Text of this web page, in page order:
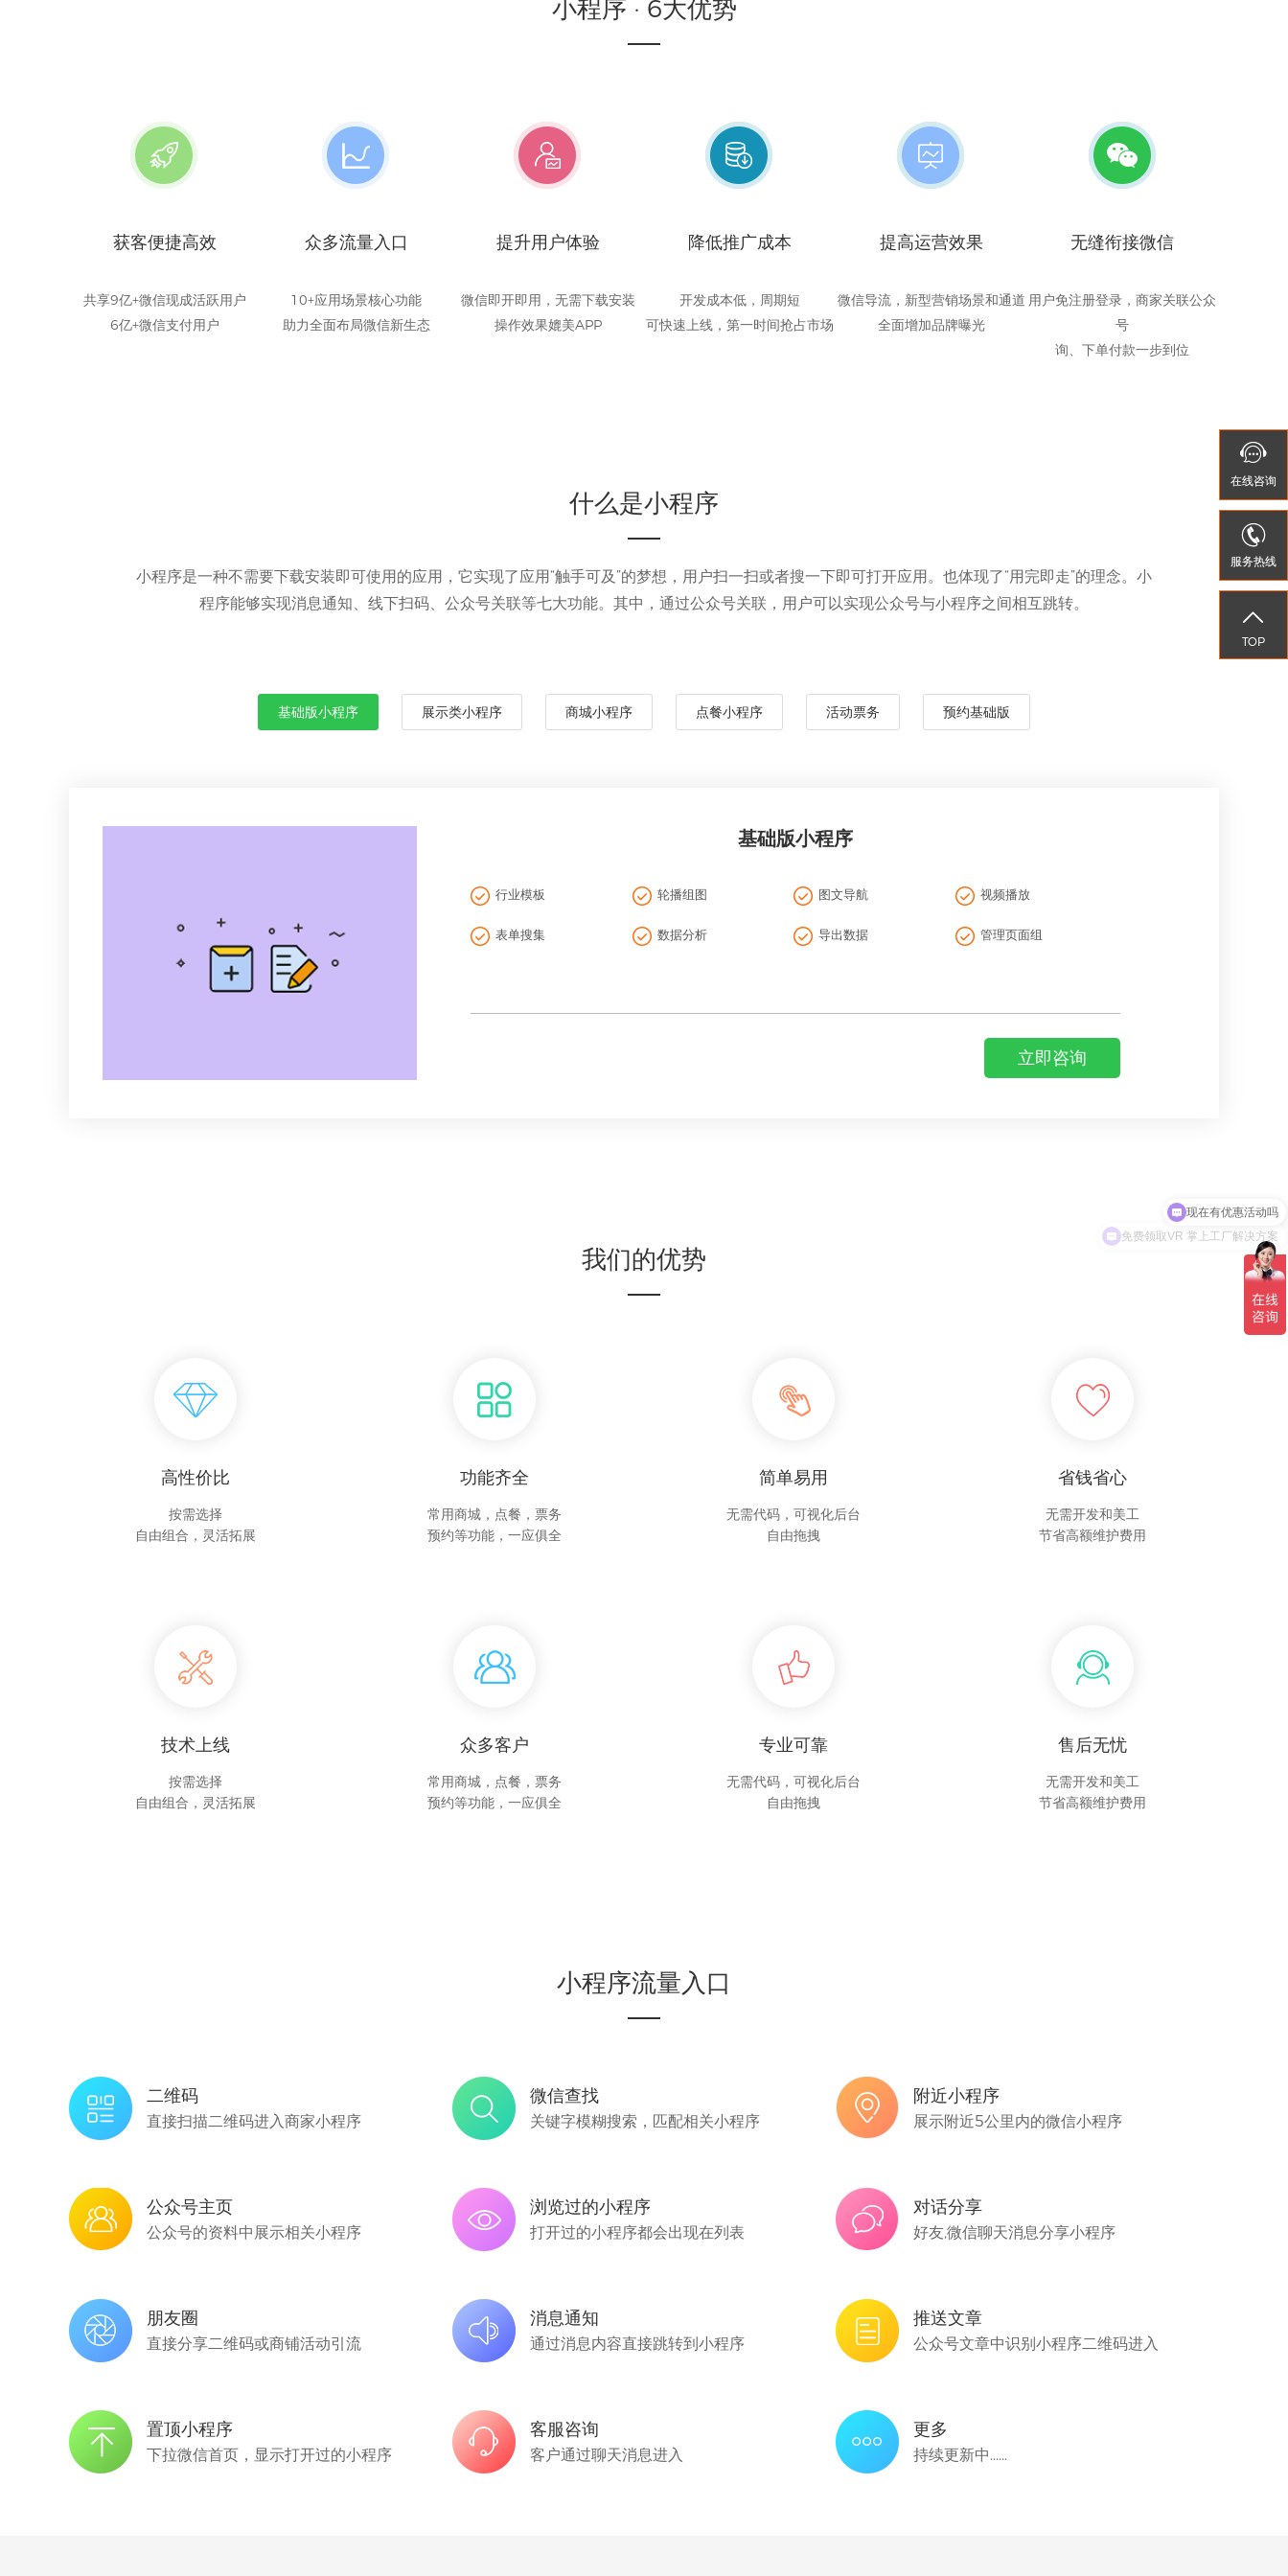
微信小程序开发
小程序是一种不用下载就能使用的应用，也是一项门槛非常高的创新，经过将近两年
的发展，已经构造了新的小程序开发环境和开发者生态。小程序也是这么多年来中国
IT行业里一个真正能够影响到普通程序员的创新成果，已经有超过150万的开发者加
小程序 · 6大优势
获客便捷高效
共享9亿+微信现成活跃用户
6亿+微信支付用户
众多流量入口
10+应用场景核心功能
助力全面布局微信新生态
提升用户体验
微信即开即用，无需下载安装
操作效果媲美APP
降低推广成本
开发成本低，周期短
可快速上线，第一时间抢占市场
提高运营效果
微信导流，新型营销场景和通道
全面增加品牌曝光
无缝衔接微信
用户免注册登录，商家关联公众
号
询、下单付款一步到位
什么是小程序
小程序是一种不需要下载安装即可使用的应用，它实现了应用“触手可及”的梦想，用户扫一扫或者搜一下即可打开应用。也体现了“用完即走”的理念。小
程序能够实现消息通知、线下扫码、公众号关联等七大功能。其中，通过公众号关联，用户可以实现公众号与小程序之间相互跳转。
基础版小程序 展示类小程序 商城小程序 点餐小程序 活动票务 预约基础版
基础版小程序
行业模板 轮播组图 图文导航 视频播放
表单搜集 数据分析 导出数据 管理页面组
立即咨询
我们的优势
高性价比
按需选择
自由组合，灵活拓展
功能齐全
常用商城，点餐，票务
预约等功能，一应俱全
简单易用
无需代码，可视化后台
自由拖拽
省钱省心
无需开发和美工
节省高额维护费用
技术上线
按需选择
自由组合，灵活拓展
众多客户
常用商城，点餐，票务
预约等功能，一应俱全
专业可靠
无需代码，可视化后台
自由拖拽
售后无忧
无需开发和美工
节省高额维护费用
小程序流量入口
二维码
直接扫描二维码进入商家小程序
微信查找
关键字模糊搜索，匹配相关小程序
附近小程序
展示附近5公里内的微信小程序
公众号主页
公众号的资料中展示相关小程序
浏览过的小程序
打开过的小程序都会出现在列表
对话分享
好友,微信聊天消息分享小程序
朋友圈
直接分享二维码或商铺活动引流
消息通知
通过消息内容直接跳转到小程序
推送文章
公众号文章中识别小程序二维码进入
置顶小程序
下拉微信首页，显示打开过的小程序
客服咨询
客户通过聊天消息进入
更多
持续更新中......

在线咨询

服务热线

TOP

在线咨询

服务热线

TOP
免费领取VR 掌上工厂解决方案